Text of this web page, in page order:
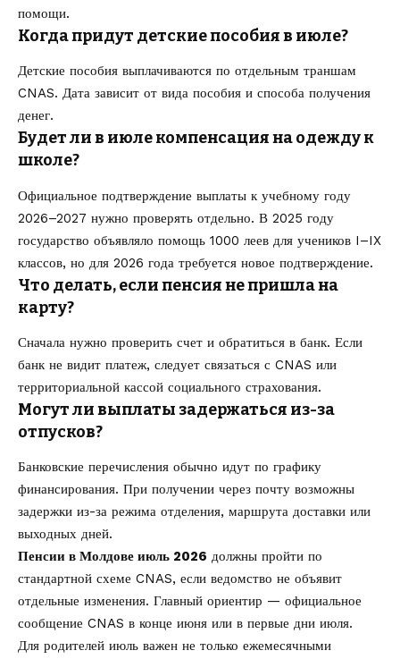
помощи.
Когда придут детские пособия в июле?
Детские пособия выплачиваются по отдельным траншам
CNAS. Дата зависит от вида пособия и способа получения
денег.
Будет ли в июле компенсация на одежду к
школе?
Официальное подтверждение выплаты к учебному году
2026–2027 нужно проверять отдельно. В 2025 году
государство объявляло помощь 1000 леев для учеников I–IX
классов, но для 2026 года требуется новое подтверждение.
Что делать, если пенсия не пришла на
карту?
Сначала нужно проверить счет и обратиться в банк. Если
банк не видит платеж, следует связаться с CNAS или
территориальной кассой социального страхования.
Могут ли выплаты задержаться из-за
отпусков?
Банковские перечисления обычно идут по графику
финансирования. При получении через почту возможны
задержки из-за режима отделения, маршрута доставки или
выходных дней.
Пенсии в Молдове июль 2026 должны пройти по
стандартной схеме CNAS, если ведомство не объявит
отдельные изменения. Главный ориентир — официальное
сообщение CNAS в конце июня или в первые дни июля.
Для родителей июль важен не только ежемесячными